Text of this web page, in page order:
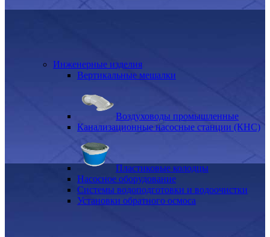
Инженерные изделия
Вертикальные мешалки
Воздуховоды промышленные
Канализационные насосные станции (КНС)
Пластиковые колодцы
Насосное оборудование
Системы водоподготовки и водоочистки
Установки обратного осмоса